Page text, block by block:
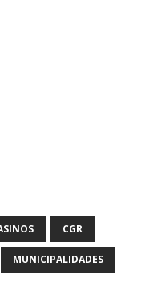
CGR
MUNICIPALIDADES